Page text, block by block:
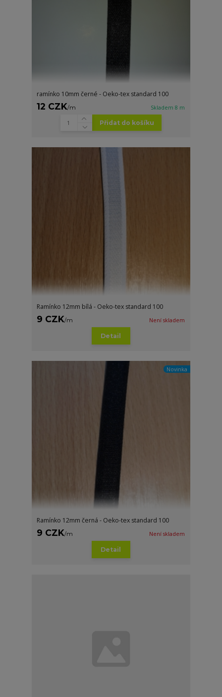
ramínko 10mm černé - Oeko-tex standard 100
12 CZK/m Skladem 8 m
Přidat do košíku
Ramínko 12mm bílá - Oeko-tex standard 100
9 CZK/m Není skladem
Detail
Novinka
Ramínko 12mm černá - Oeko-tex standard 100
9 CZK/m Není skladem
Detail